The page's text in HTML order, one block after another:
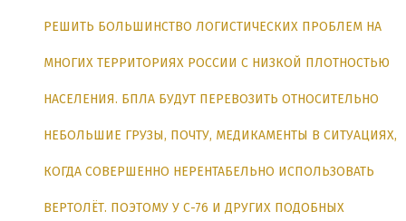
РЕШИТЬ БОЛЬШИНСТВО ЛОГИСТИЧЕСКИХ ПРОБЛЕМ НА
МНОГИХ ТЕРРИТОРИЯХ РОССИИ С НИЗКОЙ ПЛОТНОСТЬЮ
НАСЕЛЕНИЯ. БПЛА БУДУТ ПЕРЕВОЗИТЬ ОТНОСИТЕЛЬНО
НЕБОЛЬШИЕ ГРУЗЫ, ПОЧТУ, МЕДИКАМЕНТЫ В СИТУАЦИЯХ,
КОГДА СОВЕРШЕННО НЕРЕНТАБЕЛЬНО ИСПОЛЬЗОВАТЬ
ВЕРТОЛЁТ. ПОЭТОМУ У С-76 И ДРУГИХ ПОДОБНЫХ